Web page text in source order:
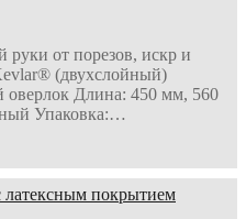
руки от порезов, искр и
(двухслойный)
оверлок Длина: 450 мм, 560
Упаковка:…